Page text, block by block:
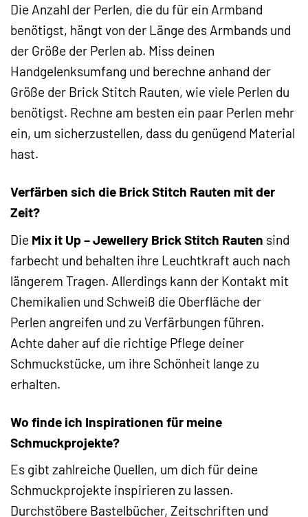
Die Anzahl der Perlen, die du für ein Armband
benötigst, hängt von der Länge des Armbands und
der Größe der Perlen ab. Miss deinen
Handgelenksumfang und berechne anhand der
Größe der Brick Stitch Rauten, wie viele Perlen du
benötigst. Rechne am besten ein paar Perlen mehr
ein, um sicherzustellen, dass du genügend Material
hast.
Verfärben sich die Brick Stitch Rauten mit der
Zeit?
Die Mix it Up – Jewellery Brick Stitch Rauten sind
farbecht und behalten ihre Leuchtkraft auch nach
längerem Tragen. Allerdings kann der Kontakt mit
Chemikalien und Schweiß die Oberfläche der
Perlen angreifen und zu Verfärbungen führen.
Achte daher auf die richtige Pflege deiner
Schmuckstücke, um ihre Schönheit lange zu
erhalten.
Wo finde ich Inspirationen für meine
Schmuckprojekte?
Es gibt zahlreiche Quellen, um dich für deine
Schmuckprojekte inspirieren zu lassen.
Durchstöbere Bastelbücher, Zeitschriften und